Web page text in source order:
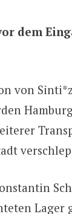
dem
von
Lager